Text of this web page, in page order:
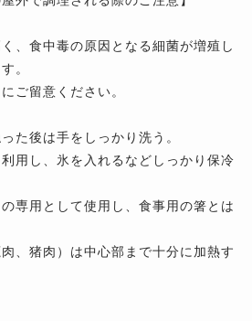
、食中毒の原因となる細菌が増殖し
。
ご留意ください。
た後は手をしっかり洗う。
用し、氷を入れるなどしっかり保冷
専用として使用し、食事用の箸とは
、猪肉）は中心部まで十分に加熱す